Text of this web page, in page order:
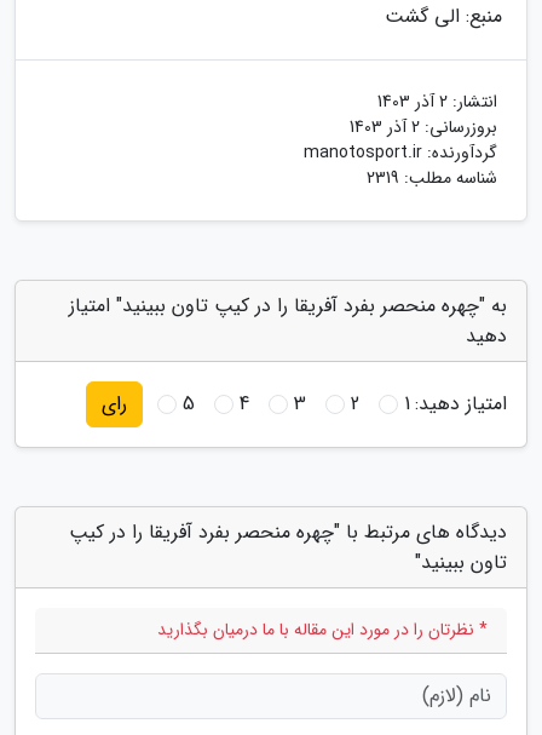
منبع: الی گشت
انتشار: 2 آذر 1403
بروزرسانی: 2 آذر 1403
گردآورنده: manotosport.ir
شناسه مطلب: 2319
به "چهره منحصر بفرد آفریقا را در کیپ تاون ببینید" امتیاز
دهید
امتیاز دهید:1
2
3
4
5 رای
دیدگاه های مرتبط با "چهره منحصر بفرد آفریقا را در کیپ
تاون ببینید"
* نظرتان را در مورد این مقاله با ما درمیان بگذارید